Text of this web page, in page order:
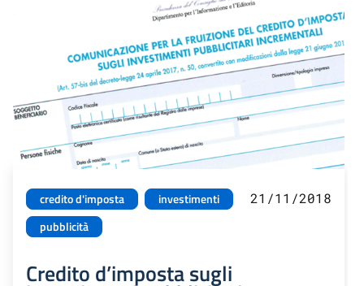
credito d'imposta
investimenti
pubblicità
21/11/2018
Credito d’imposta sugli